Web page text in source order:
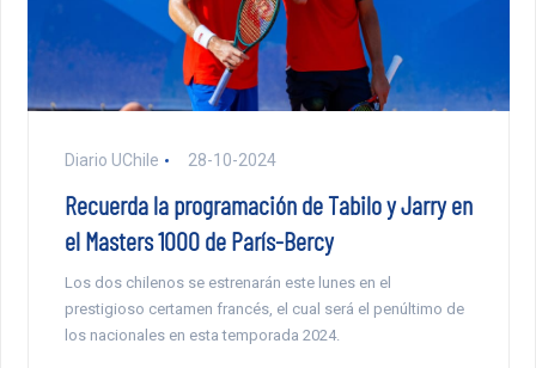
Diario UChile 28-10-2024
Recuerda la programación de Tabilo y Jarry en
el Masters 1000 de París-Bercy
Los dos chilenos se estrenarán este lunes en el
prestigioso certamen francés, el cual será el penúltimo de
los nacionales en esta temporada 2024.